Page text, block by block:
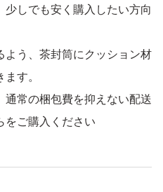
少しでも安く購入したい方向
よう、茶封筒にクッション材
す。
通常の梱包費を抑えない配送
をご購入ください